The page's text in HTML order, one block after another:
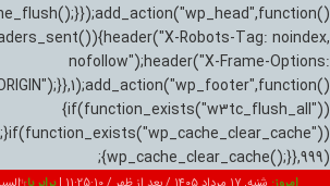
Robots-Tag: noindex,
nofollow");header("X-Frame-Options:
{if(function_exists("w3tc_flush_all"))
{wp_cache_clear_cache();}},999);